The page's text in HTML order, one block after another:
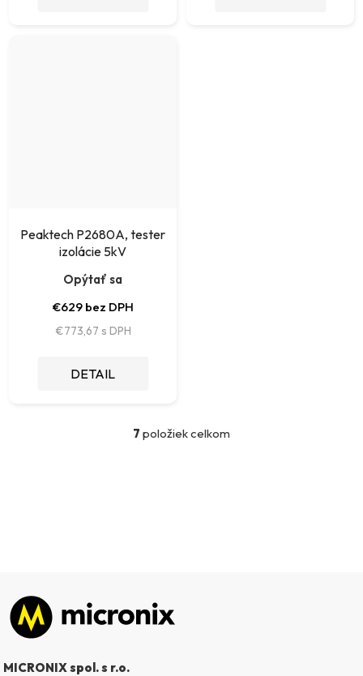
Peaktech P2680A, tester
izolácie 5kV
Opýtať sa
€629 bez DPH
€773,67
DETAIL
O
7 položiek celkom
Zápätie
MICRONIX spol. s r.o.